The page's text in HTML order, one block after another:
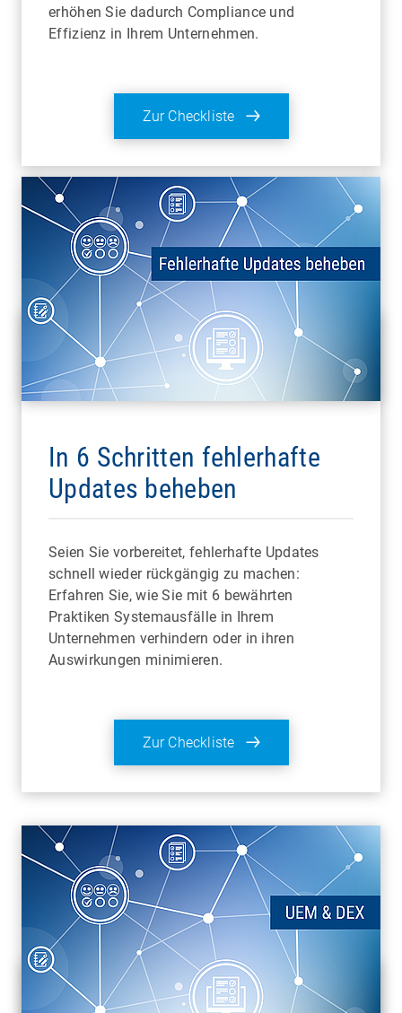
erhöhen Sie dadurch Compliance und
Effizienz in Ihrem Unternehmen.
Zur Checkliste
In 6 Schritten fehlerhafte
Updates beheben
Seien Sie vorbereitet, fehlerhafte Updates
schnell wieder rückgängig zu machen:
Erfahren Sie, wie Sie mit 6 bewährten
Praktiken Systemausfälle in Ihrem
Unternehmen verhindern oder in ihren
Auswirkungen minimieren.
Zur Checkliste